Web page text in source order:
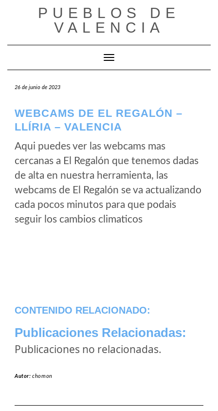
PUEBLOS DE
VALENCIA
Cambiar modo de navegación
26 de junio de 2023
WEBCAMS DE EL REGALÓN –
LLÍRIA – VALENCIA
Aqui puedes ver las webcams mas
cercanas a El Regalón que tenemos dadas
de alta en nuestra herramienta, las
webcams de El Regalón se va actualizando
cada pocos minutos para que podais
seguir los cambios climaticos
CONTENIDO RELACIONADO:
Publicaciones Relacionadas:
Publicaciones no relacionadas.
Autor:chomon